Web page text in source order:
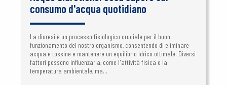
consumo d'acqua quotidiano
La diuresi è un processo fisiologico cruciale per il buon
funzionamento del nostro organismo, consentendo di eliminare
acqua e tossine e mantenere un equilibrio idrico ottimale. Diversi
fattori possono influenzarla, come l'attività fisica e la
temperatura ambientale, ma...